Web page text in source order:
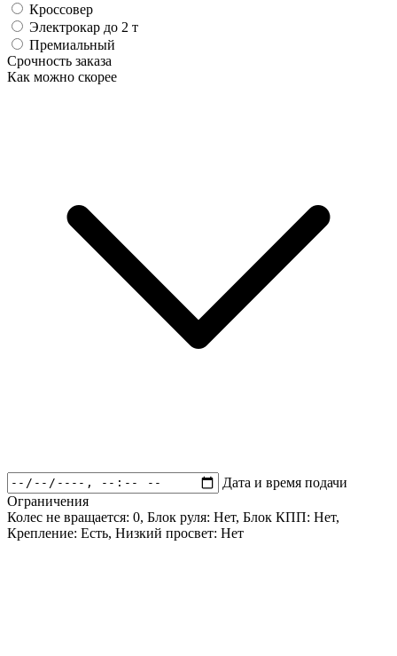
Кроссовер
Электрокар до 2 т
Премиальный
Срочность заказа
Как можно скорее
Дата и время подачи
Ограничения
Колес не вращается: 0, Блок руля: Нет, Блок КПП: Нет,
Крепление: Есть, Низкий просвет: Нет